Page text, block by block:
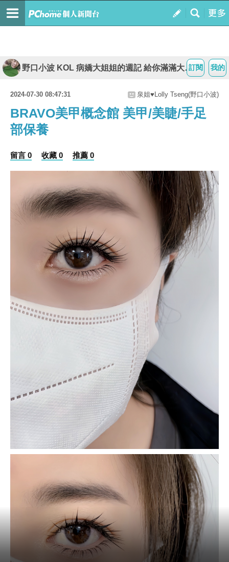
我的
訂閱
野口小波 KOL 病嬌大姐姐的週記 給你滿滿大平台
2024-07-30 08:47:31 泉姐♥Lolly Tseng(野口小波)
BRAVO美甲概念館 美甲/美睫/手足
部保養
留言 0 收藏 0 推薦 0